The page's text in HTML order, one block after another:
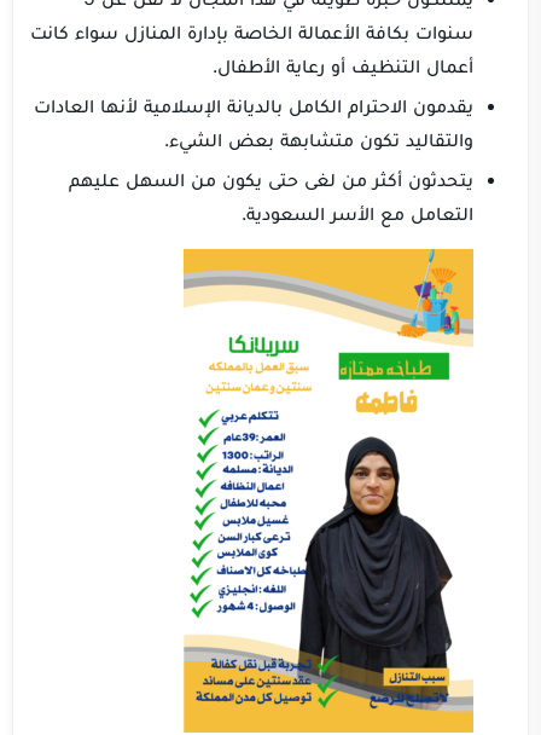
سنوات بكافة الأعمالة الخاصة بإدارة المنازل سواء كانت
أعمال التنظيف أو رعاية الأطفال.
يقدمون الاحترام الكامل بالديانة الإسلامية لأنها العادات
والتقاليد تكون متشابهة بعض الشيء.
يتحدثون أكثر من لغى حتى يكون من السهل عليهم
التعامل مع الأسر السعودية.